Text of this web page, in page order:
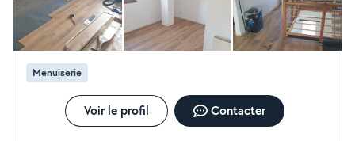
Menuiserie
Voir le profil Contacter